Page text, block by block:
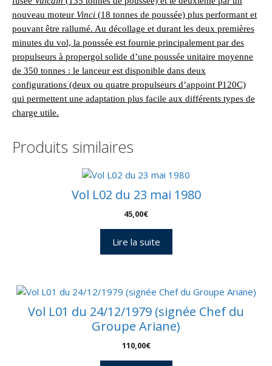
nouveau moteur Vinci (18 tonnes de poussée) plus performant et
pouvant être rallumé. Au décollage et durant les deux premières
minutes du vol, la poussée est fournie principalement par des
propulseurs à propergol solide d’une poussée unitaire moyenne
de 350 tonnes : le lanceur est disponible dans deux
configurations (deux ou quatre propulseurs d’appoint P120C)
qui permettent une adaptation plus facile aux différents types de
charge utile.
Produits similaires
Vol L02 du 23 mai 1980
45,00€
Lire la suite
Vol L01 du 24/12/1979 (signée Chef du
Groupe Ariane)
110,00€